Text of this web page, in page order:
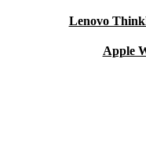
Lenovo
Apple